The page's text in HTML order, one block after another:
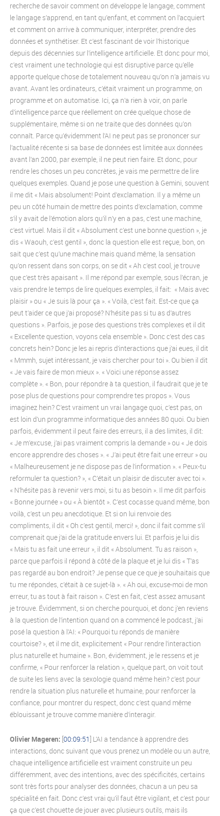
recherche de savoir comment on développe le langage, comment
le langage s’apprend, en tant qu’enfant, et comment on l’acquiert
et comment on arrive à communiquer, interpréter, prendre des
données et synthétiser. Et c’est fascinant de voir l’historique
depuis des décennies sur l’intelligence artificielle. Et donc pour moi,
c’est vraiment une technologie qui est disruptive parce qu’elle
apporte quelque chose de totalement nouveau qu’on n’a jamais vu
avant. Avant les ordinateurs, c’était vraiment un programme, on
programme et on automatise. Ici, ça n’a rien à voir, on parle
d’intelligence parce que réellement on crée quelque chose de
supplémentaire, même si on ne traite que des données qu’on
connaît. Parce qu’évidemment l’AI ne peut pas se prononcer sur
l’actualité récente si sa base de données est limitée aux données
avant l’an 2000, par exemple, il ne peut rien faire. Et donc, pour
rendre les choses un peu concrètes, je vais me permettre de lire
quelques exemples. Quand je pose une question à Gemini, souvent
il me dit « Mais absolument! Point d’exclamation. Il y a même un
peu un côté humain de mettre des points d’exclamation, comme
s’il y avait de l’émotion alors qu’il n’y en a pas, c’est une machine,
c’est virtuel. Mais il dit « Absolument c’est une bonne question », je
dis « Waouh, c’est gentil », donc la question elle est reçue, bon, on
sait que c’est qu’une machine mais quand même, la sensation
qu’on ressent dans son corps, on se dit « Ah c’est cool, je trouve
que c’est très apaisant ». Il me répond par exemple, sous l’écran, je
vais prendre le temps de lire quelques exemples, il fait: « Mais avec
plaisir » ou « Je suis là pour ça ». « Voilà, c’est fait. Est-ce que ça
peut t’aider ce que j’ai proposé? N’hésite pas si tu as d’autres
questions ». Parfois, je pose des questions très complexes et il dit
« Excellente question, voyons cela ensemble ». Donc c’est des cas
concrets hein? Donc je les ai repris d’interactions que j’ai eues, il dit
« Mmmh, sujet intéressant, je vais chercher pour toi ». Ou bien il dit
« Je vais faire de mon mieux ». « Voici une réponse assez
complète ». « Bon, pour répondre à ta question, il faudrait que je te
pose plus de questions pour comprendre tes propos ». Vous
imaginez hein? C’est vraiment un vrai langage quoi, c’est pas, on
est loin d’un programme informatique des années 80 quoi. Ou bien
parfois, évidemment il peut faire des erreurs, il a des limites, il dit:
« Je m’excuse, j’ai pas vraiment compris la demande » ou « Je dois
encore apprendre des choses ». « J’ai peut être fait une erreur » ou
« Malheureusement je ne dispose pas de l’information ». « Peux-tu
reformuler ta question? », « C’était un plaisir de discuter avec toi ».
« N’hésite pas à revenir vers moi, si tu as besoin ». Il me dit parfois
« Bonne journée » ou « À bientôt ». C’est cocasse quand même, bon
voilà, c’est un peu anecdotique. Et si on lui renvoie des
compliments, il dit « Oh c’est gentil, merci! », donc il fait comme s’il
comprenait que j’ai de la gratitude envers lui. Et parfois je lui dis
« Mais tu as fait une erreur », il dit « Absolument. Tu as raison »,
parce que parfois il répond à côté de la plaque et je lui dis « T’as
pas regardé au bon endroit? Je pense que ce que je souhaitais que
tu me répondes, c’était à ce sujet-là ». « Ah oui, excuse-moi de mon
erreur, tu as tout à fait raison ». C’est en fait, c’est assez amusant
je trouve. Évidemment, si on cherche pourquoi, et donc j’en reviens
à la question de l’intention quand on a commencé le podcast, j’ai
posé la question à l’AI: « Pourquoi tu réponds de manière
courtoise? », et il me dit, explicitement « Pour rendre l’interaction
plus naturelle et humaine ». Bon, évidemment, je le ressens et je
confirme, « Pour renforcer la relation », quelque part, on voit tout
de suite les liens avec la sexologie quand même hein? c’est pour
rendre la situation plus naturelle et humaine, pour renforcer la
confiance, pour montrer du respect, donc c’est quand même
éblouissant je trouve comme manière d’interagir.
Olivier Mageren: [00:09:51] L’AI a tendance à apprendre des
interactions, donc suivant que vous prenez un modèle ou un autre,
chaque intelligence artificielle est vraiment construite un peu
différemment, avec des intentions, avec des spécificités, certains
sont très forts pour analyser des données, chacun a un peu sa
spécialité en fait. Donc c’est vrai qu’il faut être vigilant, et c’est pour
ça que c’est chouette de jouer avec plusieurs outils, mais ils